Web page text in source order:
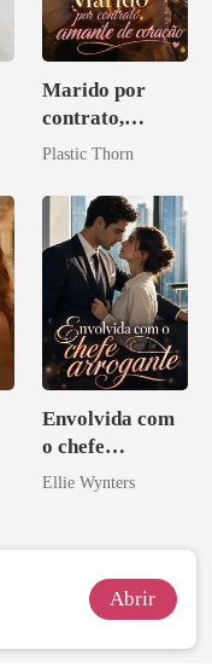
Marido por
contrato,
amante de
Plastic Thorn
Envolvida com
o chefe
arrogante
Ellie Wynters
Abrir